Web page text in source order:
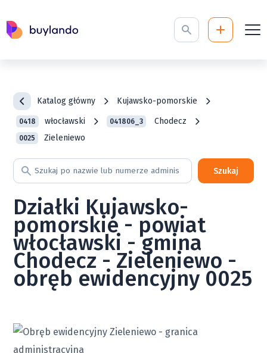
Katalog główny Kujawsko-pomorskie
0418 włocławski 041806_3 Chodecz
0025 Zieleniewo
Szukaj
Działki Kujawsko-
pomorskie - powiat
włocławski - gmina
Chodecz - Zieleniewo -
obręb ewidencyjny 0025